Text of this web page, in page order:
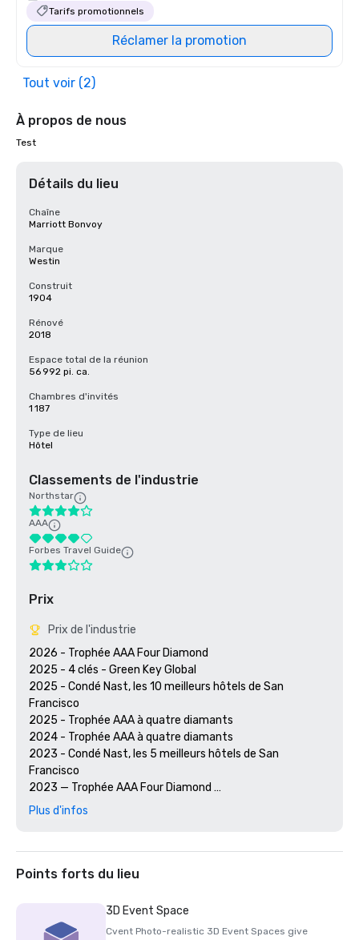
Tarifs promotionnels
Réclamer la promotion
Tout voir (2)
À propos de nous
Test
Détails du lieu
Chaîne
Marriott Bonvoy
Marque
Westin
Construit
1904
Rénové
2018
Espace total de la réunion
56 992 pi. ca.
Chambres d'invités
1 187
Type de lieu
Hôtel
Classements de l'industrie
Northstar
AAA
Forbes Travel Guide
Prix
Prix de l'industrie
2026 - Trophée AAA Four Diamond
2025 - 4 clés - Green Key Global
2025 - Condé Nast, les 10 meilleurs hôtels de San
Francisco
2025 - Trophée AAA à quatre diamants
2024 - Trophée AAA à quatre diamants
2023 - Condé Nast, les 5 meilleurs hôtels de San
Francisco
2023 — Trophée AAA Four Diamond
2022 - Prix AAA Four Diamond
2020 - Prix AAA Four Diamond
Plus d'infos
Points forts du lieu
3D Event Space
Cvent Photo-realistic 3D Event Spaces give